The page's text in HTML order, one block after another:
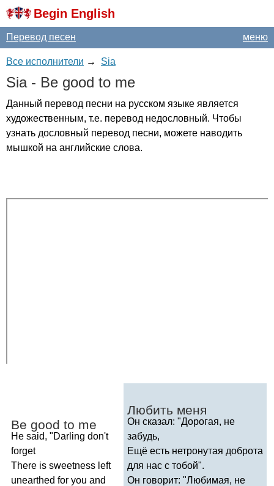
Begin English
меню
Перевод песен
Все исполнители → Sia
Sia- Be good to me
Данный перевод песни на русском языке является
художественным, т.е. перевод недословный. Чтобы
узнать дословный перевод песни, можете наводить
мышкой на английские слова.
Be good to me
He said, "Darling don't
forget
There is sweetness left
unearthed for you and
Любить меня
Он сказал: "Дорогая, не
забудь,
Ещё есть нетронутая доброта
для нас с тобой".
Он говорит: "Любимая, не